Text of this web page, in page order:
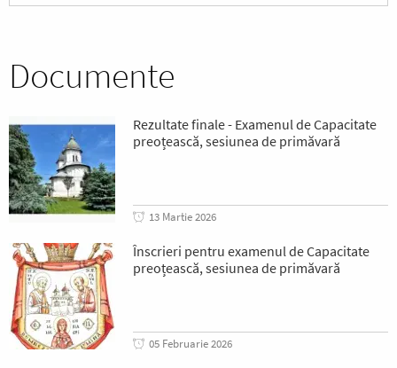
Documente
Rezultate finale - Examenul de Capacitate
preoțească, sesiunea de primăvară
13 Martie 2026
Înscrieri pentru examenul de Capacitate
preoțească, sesiunea de primăvară
05 Februarie 2026